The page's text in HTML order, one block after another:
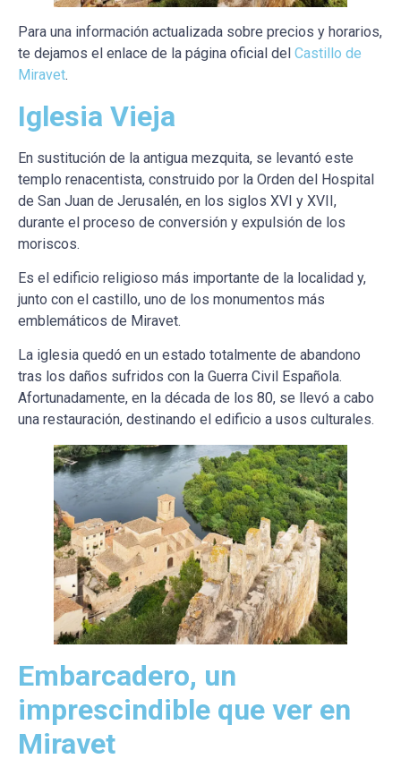
Para una información actualizada sobre precios y horarios,
te dejamos el enlace de la página oficial del Castillo de
Miravet.
Iglesia Vieja
En sustitución de la antigua mezquita, se levantó este
templo renacentista, construido por la Orden del Hospital
de San Juan de Jerusalén, en los siglos XVI y XVII,
durante el proceso de conversión y expulsión de los
moriscos.
Es el edificio religioso más importante de la localidad y,
junto con el castillo, uno de los monumentos más
emblemáticos de Miravet.
La iglesia quedó en un estado totalmente de abandono
tras los daños sufridos con la Guerra Civil Española.
Afortunadamente, en la década de los 80, se llevó a cabo
una restauración, destinando el edificio a usos culturales.
Embarcadero, un
imprescindible que ver en
Miravet